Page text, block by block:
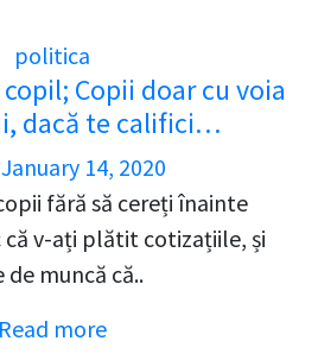
politica
Copii doar cu voia
dacă te califici…
January 14, 2020
fără să cereți înainte
că v-ați plătit cotizațiile, și
muncă că..
Read more